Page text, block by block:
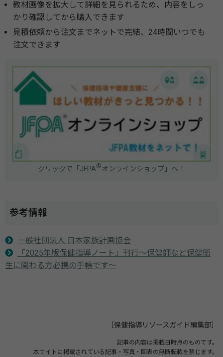
教材画像を拡大して詳細を見られるため、内容をしっ
かり確認してから購入できます
見積依頼から注文までネットで完結、24時間いつでも
注文できます
クリックで「JFPA®オンラインショップ」へ！
参考情報
一般社団法人 日本家族計画協会
「2025年版保健指導ノート」刊行～保健師など保健衛
生に関わる方必携の手帳です～
［保健指導リソースガイド編集部］
記事の内容は掲載日時点のものです。
本サイトに掲載されている記事・写真・図表の無断転載を禁じます。